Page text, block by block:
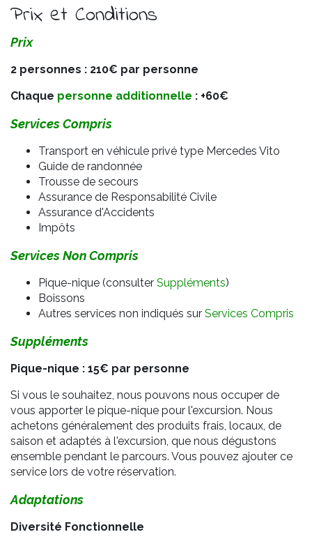
Prix et Conditions
Prix
2 personnes : 210€ par personne
Chaque personne additionnelle : +60€
Services Compris
Transport en véhicule privé type Mercedes Vito
Guide de randonnée
Trousse de secours
Assurance de Responsabilité Civile
Assurance d'Accidents
Impôts
Services Non Compris
Pique-nique (consulter Suppléments)
Boissons
Autres services non indiqués sur Services Compris
Suppléments
Pique-nique : 15€ par personne
Si vous le souhaitez, nous pouvons nous occuper de
vous apporter le pique-nique pour l'excursion. Nous
achetons généralement des produits frais, locaux, de
saison et adaptés à l'excursion, que nous dégustons
ensemble pendant le parcours. Vous pouvez ajouter ce
service lors de votre réservation.
Adaptations
Diversité Fonctionnelle